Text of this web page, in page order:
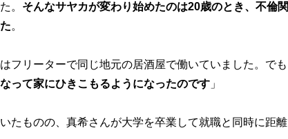
。 そんなサヤカが変わり始めたのは20歳のとき、不倫関
。
フリーターで同じ地元の居酒屋で働いていました。でも
って家にひきこもるようになったのです 」
たものの、真希さんが大学を卒業して就職と同時に距離